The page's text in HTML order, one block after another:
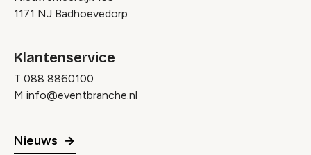
1171 NJ Badhoevedorp
Klantenservice
T 088 8860100
M info@eventbranche.nl
Nieuws